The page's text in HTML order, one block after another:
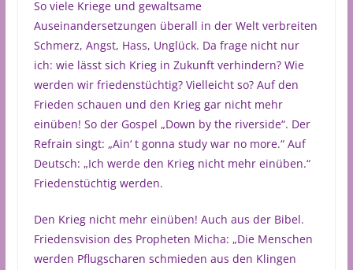
So viele Kriege und gewaltsame
Auseinandersetzungen überall in der Welt verbreiten
Schmerz, Angst, Hass, Unglück. Da frage nicht nur
ich: wie lässt sich Krieg in Zukunft verhindern? Wie
werden wir friedenstüchtig? Vielleicht so? Auf den
Frieden schauen und den Krieg gar nicht mehr
einüben! So der Gospel „Down by the riverside“. Der
Refrain singt: „Ain‘ t gonna study war no more.“ Auf
Deutsch: „Ich werde den Krieg nicht mehr einüben.“
Friedenstüchtig werden.
Den Krieg nicht mehr einüben! Auch aus der Bibel.
Friedensvision des Propheten Micha: „Die Menschen
werden Pflugscharen schmieden aus den Klingen